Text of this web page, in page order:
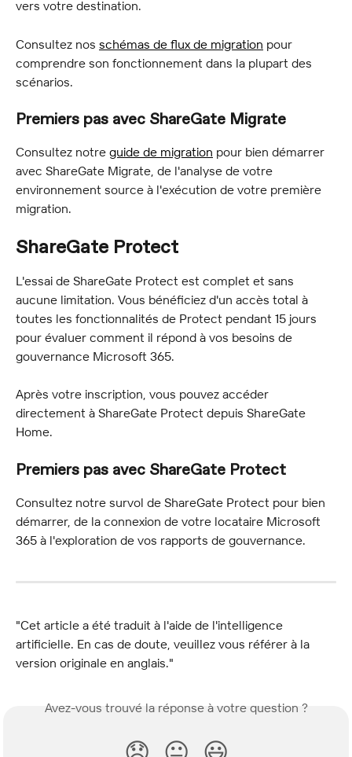
vers votre destination.
Consultez nos schémas de flux de migration pour
comprendre son fonctionnement dans la plupart des
scénarios.
Premiers pas avec ShareGate Migrate
Consultez notre guide de migration pour bien démarrer
avec ShareGate Migrate, de l'analyse de votre
environnement source à l'exécution de votre première
migration.
ShareGate Protect
L'essai de ShareGate Protect est complet et sans
aucune limitation. Vous bénéficiez d'un accès total à
toutes les fonctionnalités de Protect pendant 15 jours
pour évaluer comment il répond à vos besoins de
gouvernance Microsoft 365.
Après votre inscription, vous pouvez accéder
directement à ShareGate Protect depuis ShareGate
Home.
Premiers pas avec ShareGate Protect
Consultez notre survol de ShareGate Protect pour bien
démarrer, de la connexion de votre locataire Microsoft
365 à l'exploration de vos rapports de gouvernance.
"Cet article a été traduit à l'aide de l'intelligence
artificielle. En cas de doute, veuillez vous référer à la
version originale en anglais."
Avez-vous trouvé la réponse à votre question ?